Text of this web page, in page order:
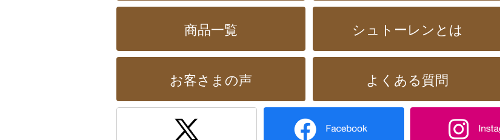
商品一覧 シュトーレンとは
お客さまの声 よくある質問